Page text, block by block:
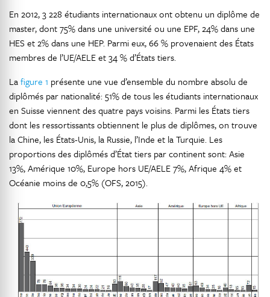
En 2012, 3 228 étudiants internationaux ont obtenu un diplôme de
master, dont 75% dans une université ou une EPF, 24% dans une
HES et 2% dans une HEP. Parmi eux, 66 % provenaient des États
membres de l’UE/AELE et 34 % d’États tiers.
Lafigure 1 présente une vue d’ensemble du nombre absolu de
diplômés par nationalité: 51% de tous les étudiants internationaux
en Suisse viennent des quatre pays voisins. Parmi les États tiers
dont les ressortissants obtiennent le plus de diplômes, on trouve
la Chine, les États-Unis, la Russie, l’Inde et la Turquie. Les
proportions des diplômés d’État tiers par continent sont: Asie
13%, Amérique 10%, Europe hors UE/AELE 7%, Afrique 4% et
Océanie moins de 0,5% (OFS, 2015).